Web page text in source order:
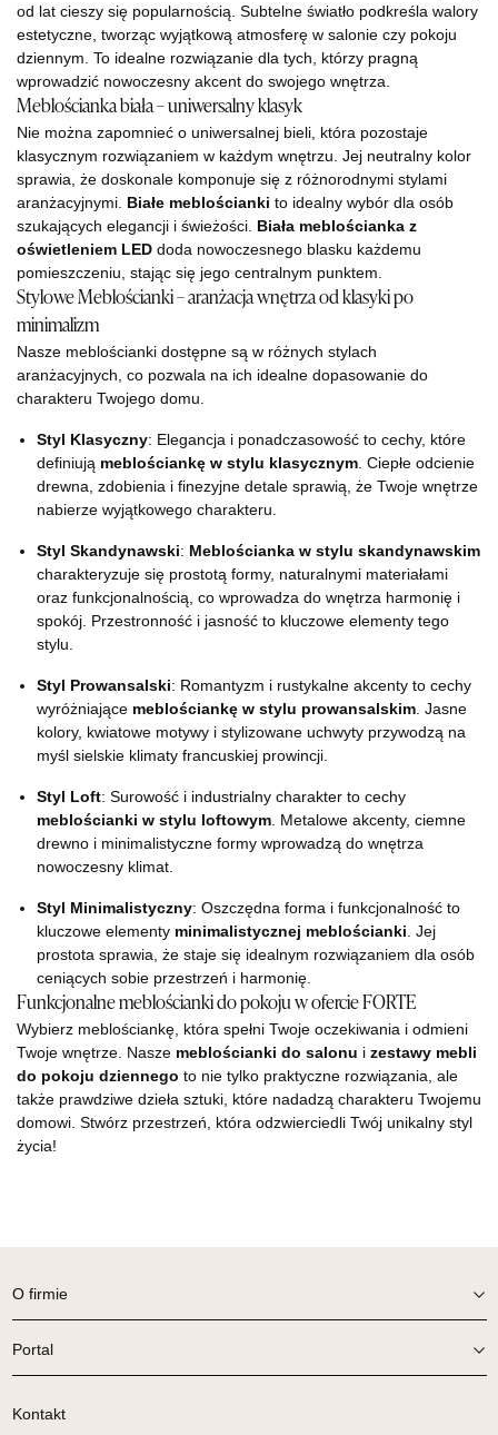
od lat cieszy się popularnością. Subtelne światło podkreśla walory
estetyczne, tworząc wyjątkową atmosferę w salonie czy pokoju
dziennym. To idealne rozwiązanie dla tych, którzy pragną
wprowadzić nowoczesny akcent do swojego wnętrza.
Meblościanka biała – uniwersalny klasyk
Nie można zapomnieć o uniwersalnej bieli, która pozostaje
klasycznym rozwiązaniem w każdym wnętrzu. Jej neutralny kolor
sprawia, że doskonale komponuje się z różnorodnymi stylami
aranżacyjnymi. Białe meblościanki to idealny wybór dla osób
szukających elegancji i świeżości. Biała meblościanka z
oświetleniem LED doda nowoczesnego blasku każdemu
pomieszczeniu, stając się jego centralnym punktem.
Stylowe Meblościanki – aranżacja wnętrza od klasyki po
minimalizm
Nasze meblościanki dostępne są w różnych stylach
aranżacyjnych, co pozwala na ich idealne dopasowanie do
charakteru Twojego domu.
Styl Klasyczny: Elegancja i ponadczasowość to cechy, które
definiują meblościankę w stylu klasycznym . Ciepłe odcienie
drewna, zdobienia i finezyjne detale sprawią, że Twoje wnętrze
nabierze wyjątkowego charakteru.
Styl Skandynawski: Meblościanka w stylu skandynawskim
charakteryzuje się prostotą formy, naturalnymi materiałami
oraz funkcjonalnością, co wprowadza do wnętrza harmonię i
spokój. Przestronność i jasność to kluczowe elementy tego
stylu.
Styl Prowansalski: Romantyzm i rustykalne akcenty to cechy
wyróżniające meblościankę w stylu prowansalskim . Jasne
kolory, kwiatowe motywy i stylizowane uchwyty przywodzą na
myśl sielskie klimaty francuskiej prowincji.
Styl Loft: Surowość i industrialny charakter to cechy
meblościanki w stylu loftowym . Metalowe akcenty, ciemne
drewno i minimalistyczne formy wprowadzą do wnętrza
nowoczesny klimat.
Styl Minimalistyczny: Oszczędna forma i funkcjonalność to
kluczowe elementy minimalistycznej meblościanki . Jej
prostota sprawia, że staje się idealnym rozwiązaniem dla osób
ceniących sobie przestrzeń i harmonię.
Funkcjonalne meblościanki do pokoju w ofercie FORTE
Wybierz meblościankę, która spełni Twoje oczekiwania i odmieni
Twoje wnętrze. Nasze meblościanki do salonu i zestawy mebli
do pokoju dziennego to nie tylko praktyczne rozwiązania, ale
także prawdziwe dzieła sztuki, które nadadzą charakteru Twojemu
domowi. Stwórz przestrzeń, która odzwierciedli Twój unikalny styl
życia!
O firmie
Portal
Kontakt